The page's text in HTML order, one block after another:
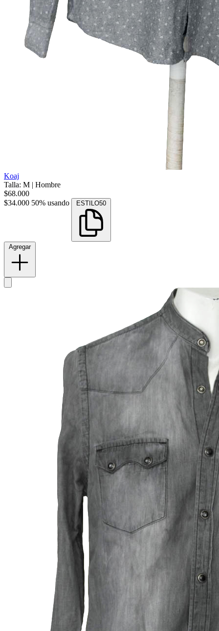
Koaj
Talla: M | Hombre
$68.000
$34.000 50% usando ESTILO50
Agregar